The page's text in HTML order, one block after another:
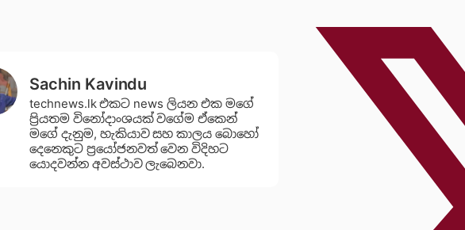
Sachin Kavindu
technews.lk එකට news ලියන එක මගේ
ප්‍රියතම විනෝදාංශයක් වගේම ඒකෙන්
මගේ දැනුම, හැකියාව සහ කාලය බොහෝ
දෙනෙකුට ප්‍රයෝජනවත් වෙන විදිහට
යොදවන්න අවස්ථාව ලැබෙනවා.